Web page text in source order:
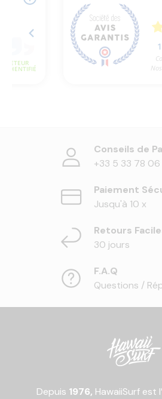
Conseils de
+33 5 33 78
Paiement
Jusqu'à 10 x
Retours
30 jours
F.A.Q
Questions /
Depuis 1976, HawaiiSurf est